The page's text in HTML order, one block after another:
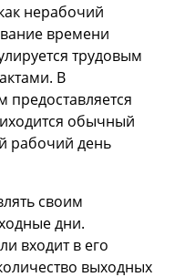
нерабочий
времени
трудовым
В
обычный
рабочий день
своим
дни.
входит в его
выходных